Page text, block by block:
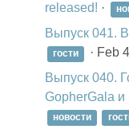
released! ·
Выпуск 041.
гости · Feb
Выпуск 040.
GopherGala и
новости